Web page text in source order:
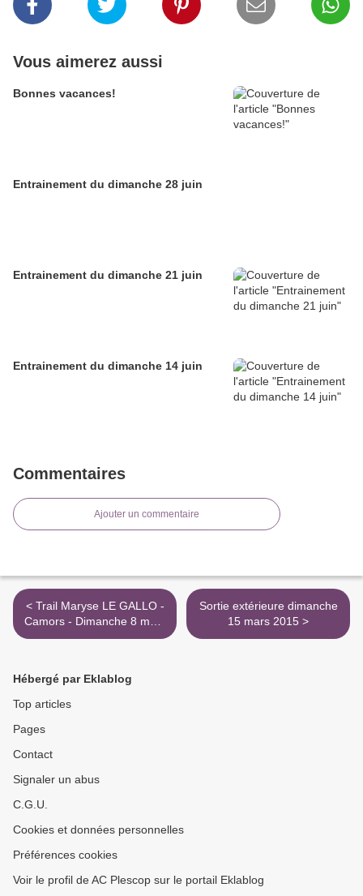
Vous aimerez aussi
Bonnes vacances!
Entrainement du dimanche 28 juin
Entrainement du dimanche 21 juin
Entrainement du dimanche 14 juin
Commentaires
Ajouter un commentaire
< Trail Maryse LE GALLO -
Camors - Dimanche 8 mars
2015
Sortie extérieure dimanche
15 mars 2015 >
Hébergé par Eklablog
Top articles
Pages
Contact
Signaler un abus
C.G.U.
Cookies et données personnelles
Préférences cookies
Voir le profil de AC Plescop sur le portail Eklablog